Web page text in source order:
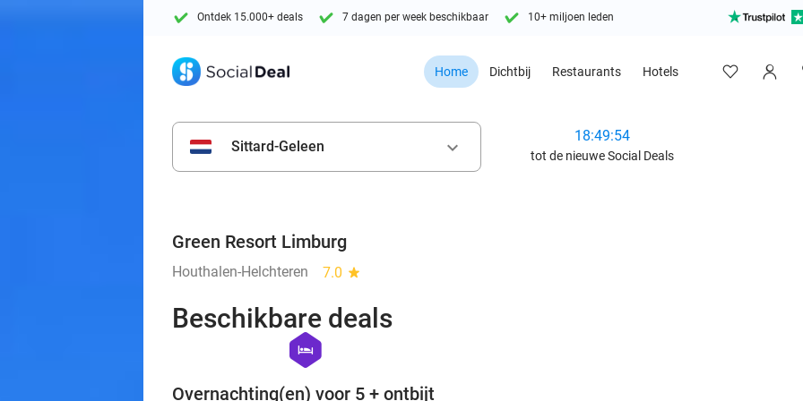
Ontdek 15.000+ deals 7 dagen per week beschikbaar 10+ miljoen leden
Home Dichtbij Restaurants Hotels
Sittard-Geleen keyboard_arrow_down
18:49:53
tot de nieuwe Social Deals
Green Resort Limburg
Houthalen-Helchteren 7.0 star
Beschikbare deals
hexagon
hotel
Overnachting(en) voor 5 + ontbijt